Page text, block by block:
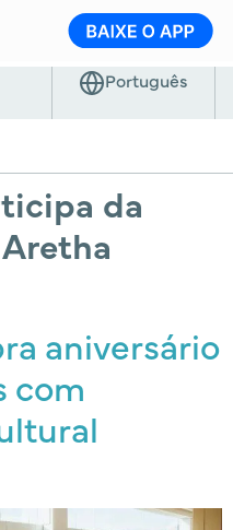
da
aniversário
com